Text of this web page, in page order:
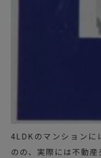
4LDKのマンションに
のの、実際には不動産